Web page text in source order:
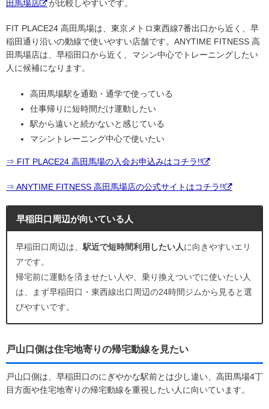
田馬場店 が比較しやすいです。
FIT PLACE24 高田馬場は、東京メトロ東西線7番出口から近く、早
稲田通り沿いの動線で使いやすい店舗です。ANYTIME FITNESS 高
田馬場店は、早稲田口から近く、マシン中心でトレーニングしたい
人に候補になります。
高田馬場駅を通勤・通学で使っている
仕事帰りに短時間だけ運動したい
駅から遠いと続かないと感じている
マシントレーニング中心で使いたい
⇒ FIT PLACE24 高田馬場の入会お申込みはコチラ!!
⇒ ANYTIME FITNESS 高田馬場店の公式サイトはコチラ!!
早稲田口周辺が向いている人
早稲田口周辺は、 駅近で短時間利用したい人に向きやすいエリ
アです。
帰宅前に運動を済ませたい人や、乗り換えついでに使いたい人
は、まず早稲田口・東西線出口周辺の24時間ジムから見ると選
びやすいです。
戸山口側は住宅地寄りの帰宅動線を見たい
戸山口側は、早稲田口のにぎやかな駅前とは少し違い、高田馬場4丁
目方面や住宅地寄りの帰宅動線を重視したい人に向いています。